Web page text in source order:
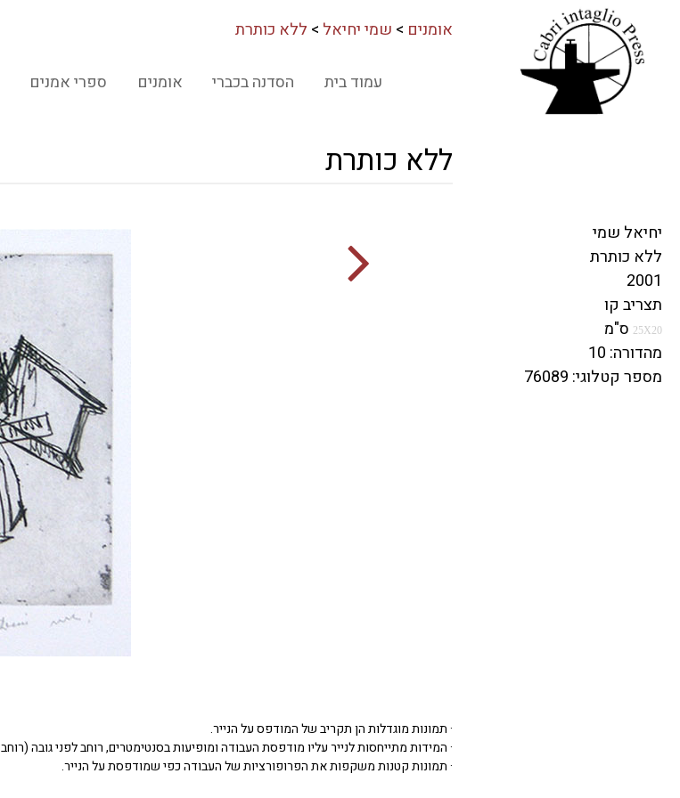
אומנים > שמי יחיאל > ללא כותרת
ספרי אמנים אומנים הסדנה בכברי עמוד בית
ללא כותרת
· תמונות מוגדלות הן תקריב של המודפס על הנייר.
· המידות מתייחסות לנייר עליו מודפסת העבודה ומופיעות בסנטימטרים, רוחב לפני גובה (רוחב X גובה).
· תמונות קטנות משקפות את הפרופורציות של העבודה כפי שמודפסת על הנייר.
יחיאל שמי
ללא כותרת
2001
תצריב קו
25X20 ס"מ
מהדורה: 10
מספר קטלוגי: 76089